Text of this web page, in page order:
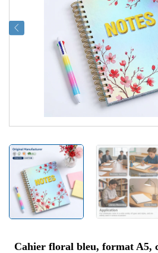
Cahier floral bleu, format A5,